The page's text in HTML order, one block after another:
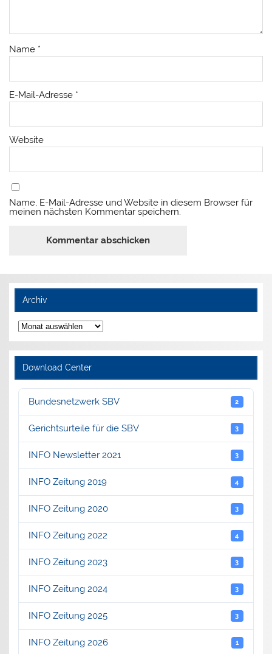
Name *
E-Mail-Adresse *
Website
Name, E-Mail-Adresse und Website in diesem Browser für
meinen nächsten Kommentar speichern.
Archiv
Archiv
Download Center
Bundesnetzwerk SBV 2
Gerichtsurteile für die SBV 3
INFO Newsletter 2021 3
INFO Zeitung 2019 4
INFO Zeitung 2020 3
INFO Zeitung 2022 4
INFO Zeitung 2023 3
INFO Zeitung 2024 3
INFO Zeitung 2025 3
INFO Zeitung 2026 1